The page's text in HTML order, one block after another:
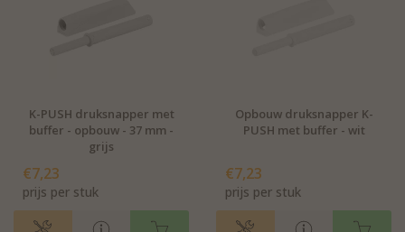
K-PUSH druksnapper met
buffer - opbouw - 37 mm -
grijs
€7,23
prijs per stuk
Opbouw druksnapper K-
PUSH met buffer - wit
€7,23
prijs per stuk